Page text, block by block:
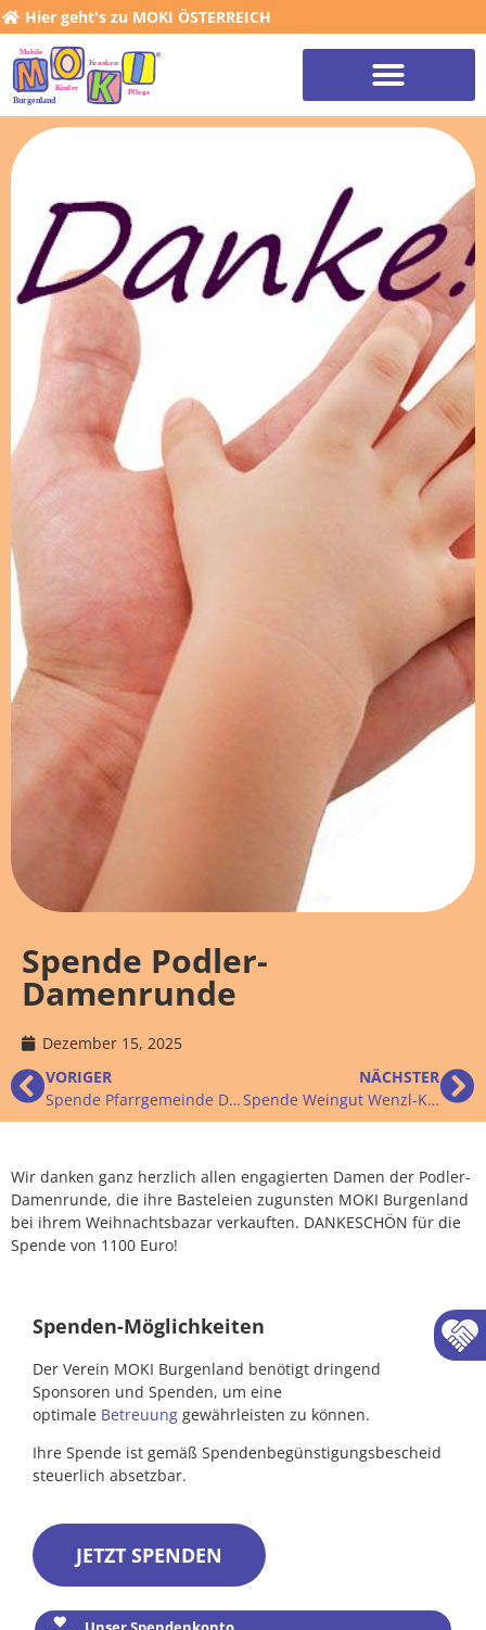
Hier geht's zu MOKI ÖSTERREICH
Spende Podler-
Damenrunde
Dezember 15, 2025
VORIGER
Spende Pfarrgemeinde Dobersdorf
NÄCHSTER
Spende Weingut Wenzl-Kast
Wir danken ganz herzlich allen engagierten Damen der Podler-
Damenrunde, die ihre Basteleien zugunsten MOKI Burgenland
bei ihrem Weihnachtsbazar verkauften. DANKESCHÖN für die
Spende von 1100 Euro!
Spenden-Möglichkeiten
Der Verein MOKI Burgenland benötigt dringend
Sponsoren und Spenden, um eine
optimale Betreuung gewährleisten zu können.
Ihre Spende ist gemäß Spendenbegünstigungsbescheid
steuerlich absetzbar.
JETZT SPENDEN